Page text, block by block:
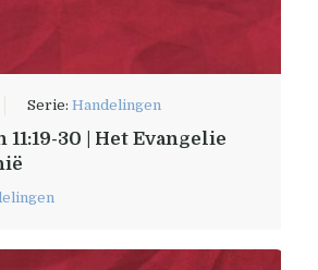
Serie:Handelingen
30 | Het Evangelie